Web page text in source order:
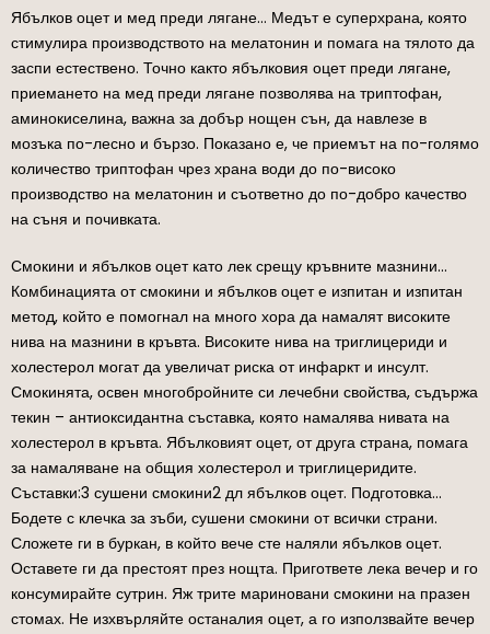
Ябълков оцет и мед преди лягане… Медът е суперхрана, която
стимулира производството на мелатонин и помага на тялото да
заспи естествено. Точно както ябълковия оцет преди лягане,
приемането на мед преди лягане позволява на триптофан,
аминокиселина, важна за добър нощен сън, да навлезе в
мозъка по-лесно и бързо. Показано е, че приемът на по-голямо
количество триптофан чрез храна води до по-високо
производство на мелатонин и съответно до по-добро качество
на съня и почивката.
Смокини и ябълков оцет като лек срещу кръвните мазнини…
Комбинацията от смокини и ябълков оцет е изпитан и изпитан
метод, който е помогнал на много хора да намалят високите
нива на мазнини в кръвта. Високите нива на триглицериди и
холестерол могат да увеличат риска от инфаркт и инсулт.
Смокинята, освен многобройните си лечебни свойства, съдържа
текин – антиоксидантна съставка, която намалява нивата на
холестерол в кръвта. Ябълковият оцет, от друга страна, помага
за намаляване на общия холестерол и триглицеридите.
Съставки:3 сушени смокини2 дл ябълков оцет. Подготовка…
Бодете с клечка за зъби, сушени смокини от всички страни.
Сложете ги в буркан, в който вече сте наляли ябълков оцет.
Оставете ги да престоят през нощта. Пригответе лека вечер и го
консумирайте сутрин. Яж трите мариновани смокини на празен
стомах. Не изхвърляйте останалия оцет, а го използвайте вечер